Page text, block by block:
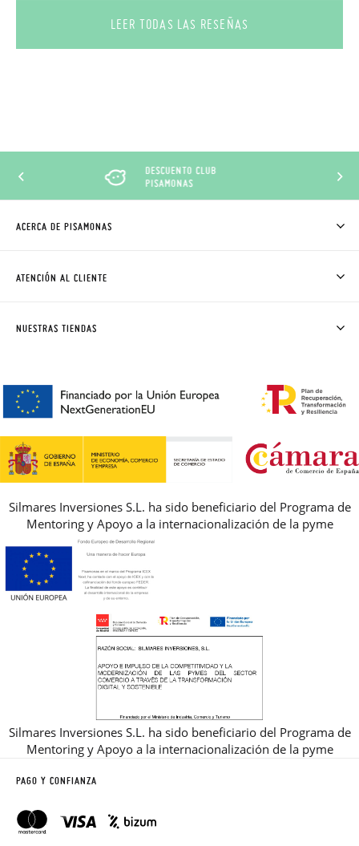
LEER TODAS LAS RESEÑAS
DESCUENTO CLUB
PISAMONAS
ACERCA DE PISAMONAS
CÓMO COMPRAR
AVISO LEGAL, PRIVACIDAD Y COOKIES
REBAJAS
ATENCIÓN AL CLIENTE
PREGUNTAS FRECUENTES
NUESTRAS TIENDAS
Silmares Inversiones S.L. ha sido beneficiario del Programa de
Mentoring y Apoyo a la internacionalización de la pyme
Silmares Inversiones S.L. ha sido beneficiario del Programa de
Mentoring y Apoyo a la internacionalización de la pyme
PAGO Y CONFIANZA